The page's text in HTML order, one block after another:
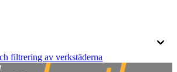
filtrering av verkstäderna